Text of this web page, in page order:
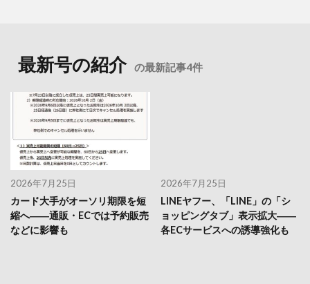
最新号の紹介 の最新記事4件
2026年7月25日
カード大手がオーソリ期限を短
縮へ――通販・ECでは予約販売
などに影響も
2026年7月25日
LINEヤフー、「LINE」の「シ
ョッピングタブ」表示拡大――
各ECサービスへの誘導強化も